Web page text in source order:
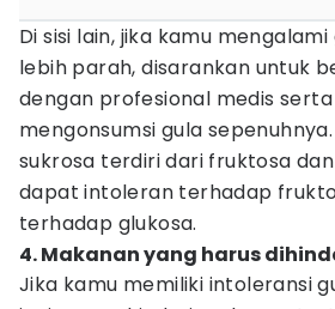
Di sisi lain, jika kamu
lebih parah, disarankan untuk
dengan profesional medis
mengonsumsi gula
sukrosa terdiri dari fruktosa
dapat intoleran terhadap
terhadap glukosa.
4. Makanan yang harus
Jika kamu memiliki intoleransi